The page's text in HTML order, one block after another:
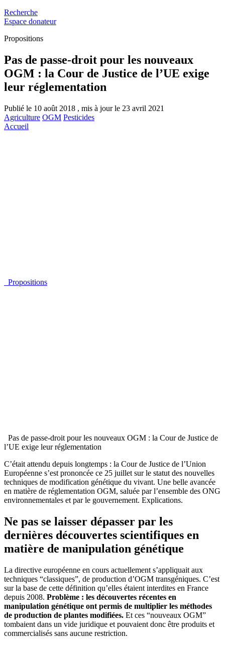
Recherche
Espace donateur
Propositions
Pas de passe-droit pour les nouveaux
OGM : la Cour de Justice de l’UE exige
leur réglementation
Publié le 10 août 2018 , mis à jour le 23 avril 2021
Agriculture OGM Pesticides
Accueil
Propositions
Pas de passe-droit pour les nouveaux OGM : la Cour de Justice de
l’UE exige leur réglementation
C’était attendu depuis longtemps : la Cour de Justice de l’Union
Européenne s’est prononcée ce 25 juillet sur le statut des nouvelles
techniques de modification génétique du vivant. Une belle avancée
en matière de réglementation OGM, saluée par l’ensemble des ONG
environnementales et par le gouvernement. Explications.
Ne pas se laisser dépasser par les
dernières découvertes scientifiques en
matière de manipulation génétique
La directive européenne en cours actuellement s’appliquait aux
techniques “classiques”, de production d’OGM transgéniques. C’est
sur la base de cette définition qu’elles étaient interdites en France
depuis 2008. Problème : les découvertes récentes en
manipulation génétique ont permis de multiplier les méthodes
de production de plantes modifiées. Et ces “nouveaux OGM”
tombaient dans un vide juridique et pouvaient donc être produits et
commercialisés sans aucune restriction.